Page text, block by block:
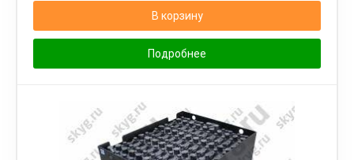
В корзину
Подробнее